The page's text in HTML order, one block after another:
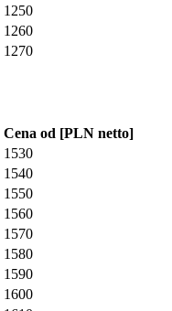
1250
1260
1270
Cena od [PLN netto]
1530
1540
1550
1560
1570
1580
1590
1600